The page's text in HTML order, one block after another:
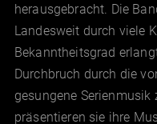
herausgebracht. Die
Landesweit durch viele
Bekanntheitsgrad
Durchbruch durch die
gesungene Serienmusik
präsentieren sie ihre